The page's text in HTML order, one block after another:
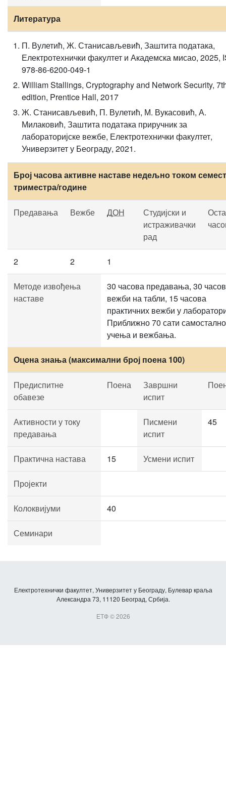
Литература
П. Вулетић, Ж. Станисављевић, Заштита података,
Електротехнички факултет и Академска мисао, 2025,
978-86-6200-049-1
William Stallings, Cryptography and Network Security,
edition, Prentice Hall, 2017
Ж. Станисављевић, П. Вулетић, М. Вукасовић, А.
Милаковић, Заштита података приручник за
лабораторијске вежбе, Електротехнички факултет,
Универзитет у Београду, 2021.
Број часова активне наставе недељно током
триместра/године
Предавања Вежбе ДОН
Студијски и
истраживачки
рад
2 2 1
Методе извођења
наставе
30 часова предавања, 30
вежби на табли, 15 часова
практичних вежби у
Приближно 70 сати
учења и вежбања.
Оцена знања (максимални број поена 100)
Предиспитне
обавезе
Поена
Завршни
испит
Активности у току
предавања
Писмени
испит
45
Практична настава 15 Усмени испит
Пројекти
Колоквијуми 40
Семинари
Електротехнички факултет, Универзитет у Београду, Булевар краља
Александра 73, 11120 Београд, Србија.
ЕТФ © 2026